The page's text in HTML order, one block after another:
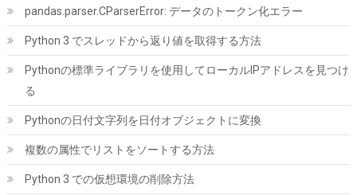
(542180) GBP 17.68 (2026-08-06 04:03 GMT +09:00 時点 -
こちら)
pandas.parser.CParserError: データのトークン化エラー
Python 3 でスレッドから返り値を取得する方法
Pythonの標準ライブラリを使用してローカルIPアドレスを見つけ
る
Pythonの日付文字列を日付オブジェクトに変換
複数の属性でリストをソートする方法
Python 3 での仮想環境の削除方法